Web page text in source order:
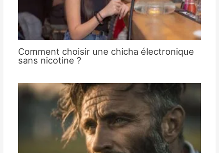
Comment choisir une chicha électronique
sans nicotine ?